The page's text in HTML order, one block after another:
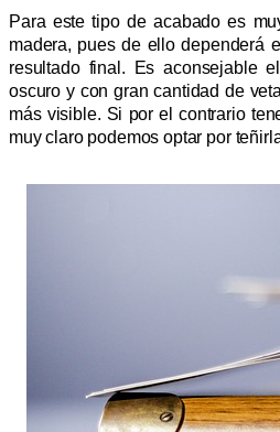
Para este tipo de acabado es
madera, pues de ello dependerá
resultado final. Es aconsejable
oscuro y con gran cantidad de
más visible. Si por el contrario
muy claro podemos optar por